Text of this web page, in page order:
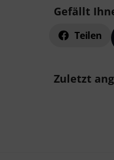
Gefällt
Teilen
Zuletzt